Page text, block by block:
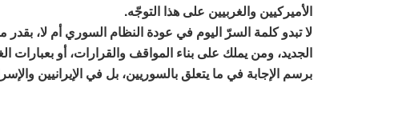
الأميركيين والغربيين على هذا التوجّه.
لا تبدو كلمة السرّ اليوم في عودة النظام السوري أم لا،
برسم الإجابة في ما يتعلق بالسوريين، بل في الإيرانيين